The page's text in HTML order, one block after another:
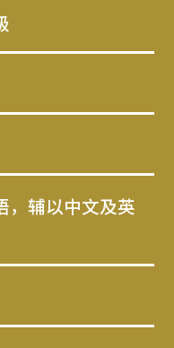
，辅以中文及英